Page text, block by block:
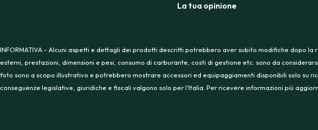
La tua opinione
INFORMATIVA - Alcuni aspetti e dettagli dei prodotti descritti potrebbero aver subito modifiche dopo
esterni, prestazioni, dimensioni e pesi, consumo di carburante, costi di gestione etc. sono da
foto sono a scopo illustrativo e potrebbero mostrare accessori ed equipaggiamenti disponibili solo su
conseguenze legislative, giuridiche e fiscali valgono solo per l’Italia. Per ricevere informazioni più